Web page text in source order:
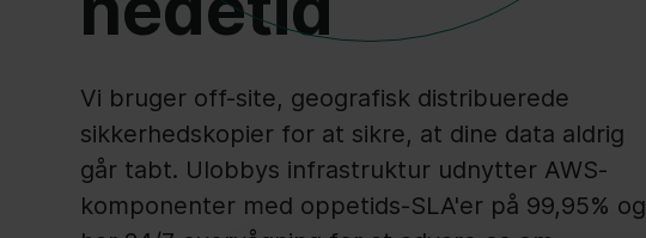
Vi bruger off-site, geografisk distribuerede
sikkerhedskopier for at sikre, at dine data aldrig
går tabt. Ulobbys infrastruktur udnytter AWS-
komponenter med oppetids-SLA'er på 99,95% og